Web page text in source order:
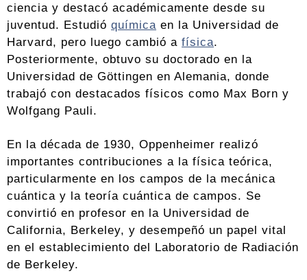
ciencia y destacó académicamente desde su
juventud. Estudió química en la Universidad de
Harvard, pero luego cambió a física.
Posteriormente, obtuvo su doctorado en la
Universidad de Göttingen en Alemania, donde
trabajó con destacados físicos como Max Born y
Wolfgang Pauli.
En la década de 1930, Oppenheimer realizó
importantes contribuciones a la física teórica,
particularmente en los campos de la mecánica
cuántica y la teoría cuántica de campos. Se
convirtió en profesor en la Universidad de
California, Berkeley, y desempeñó un papel vital
en el establecimiento del Laboratorio de Radiación
de Berkeley.